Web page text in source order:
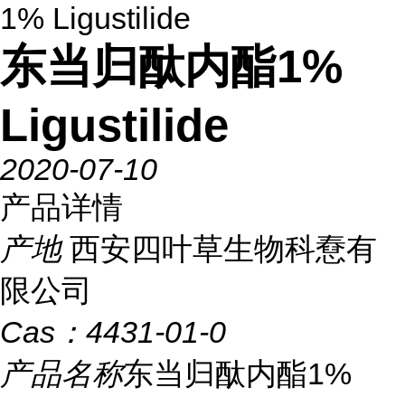
1% Ligustilide
东当归酞内酯1%
Ligustilide
2020-07-10
产品详情
产地 西安四叶草生物科憃有
限公司
Cas： 4431-01-0
产品名称东当归酞内酯1%